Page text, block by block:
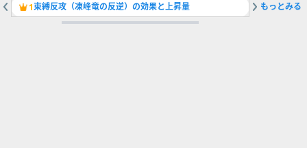
1束縛反攻（凍峰竜の反逆）の効果と上昇量 2上位装
もっとみる